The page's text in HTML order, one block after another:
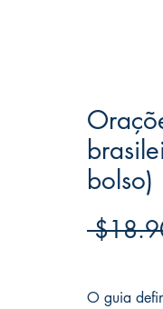
bolso)
O guia